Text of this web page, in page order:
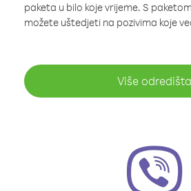
paketa u bilo koje vrijeme. S
možete uštedjeti na pozivima koje
Više odredišta